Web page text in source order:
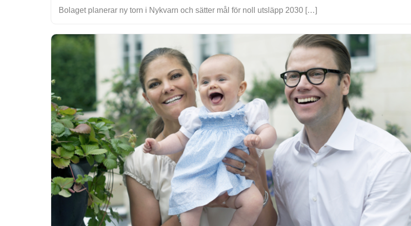
Bolaget planerar ny torn i Nykvarn och sätter mål för noll utsläpp 2030 […]